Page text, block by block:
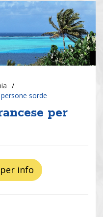
/
sorde
per
info